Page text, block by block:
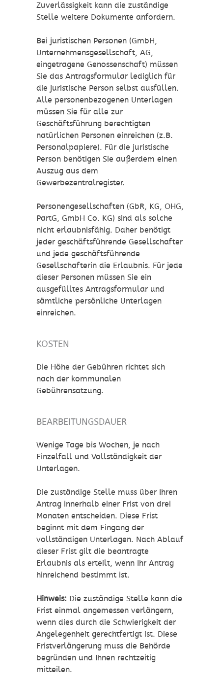
Zuverlässigkeit kann die zuständige
Stelle weitere Dokumente anfordern.
Bei juristischen Personen (GmbH,
Unternehmensgesellschaft, AG,
eingetragene Genossenschaft) müssen
Sie das Antragsformular lediglich für
die juristische Person selbst ausfüllen.
Alle personenbezogenen Unterlagen
müssen Sie für alle zur
Geschäftsführung berechtigten
natürlichen Personen einreichen (z.B.
Personalpapiere). Für die juristische
Person benötigen Sie außerdem einen
Auszug aus dem
Gewerbezentralregister.
Personengesellschaften (GbR, KG, OHG,
PartG, GmbH Co. KG) sind als solche
nicht erlaubnisfähig. Daher benötigt
jeder geschäftsführende Gesellschafter
und jede geschäftsführende
Gesellschafterin die Erlaubnis. Für jede
dieser Personen müssen Sie ein
ausgefülltes Antragsformular und
sämtliche persönliche Unterlagen
einreichen.
KOSTEN
Die Höhe der Gebühren richtet sich
nach der kommunalen
Gebührensatzung.
BEARBEITUNGSDAUER
Wenige Tage bis Wochen, je nach
Einzelfall und Vollständigkeit der
Unterlagen.
Die zuständige Stelle muss über Ihren
Antrag innerhalb einer Frist von drei
Monaten entscheiden. Diese Frist
beginnt mit dem Eingang der
vollständigen Unterlagen. Nach Ablauf
dieser Frist gilt die beantragte
Erlaubnis als erteilt, wenn Ihr Antrag
hinreichend bestimmt ist.
Hinweis: Die zuständige Stelle kann die
Frist einmal angemessen verlängern,
wenn dies durch die Schwierigkeit der
Angelegenheit gerechtfertigt ist. Diese
Fristverlängerung muss die Behörde
begründen und Ihnen rechtzeitig
mitteilen.